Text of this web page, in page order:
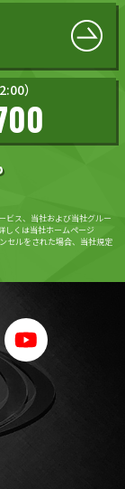
）
ビス、当社および当社グルー
しくは当社ホームページ
ルをされた場合、当社規定